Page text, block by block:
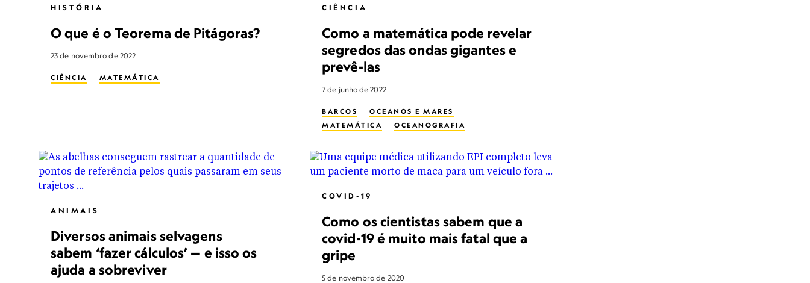
HISTÓRIA
O que é o Teorema de Pitágoras?
23 de novembro de 2022
CIÊNCIA MATEMÁTICA
CIÊNCIA
Como a matemática pode revelar
segredos das ondas gigantes e
prevê-las
7 de junho de 2022
BARCOS
OCEANOS E MARES
MATEMÁTICA
OCEANOGRAFIA
ANIMAIS
Diversos animais selvagens
sabem ‘fazer cálculos’ — e isso os
ajuda a sobreviver
COVID-19
Como os cientistas sabem que a
covid-19 é muito mais fatal que a
gripe
5 de novembro de 2020